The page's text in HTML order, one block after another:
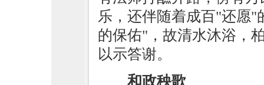
乐，还伴随着成百"还愿"
的保佑"，故清水沐浴，
以示答谢。
和政秧歌